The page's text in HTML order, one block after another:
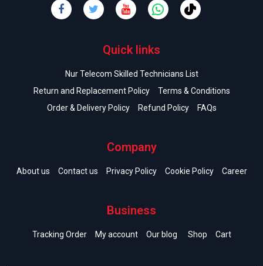
Quick links
Nur Telecom Skilled Technicians List
Return and Replacement Policy
Terms & Conditions
Order & Delivery Policy
Refund Policy FAQs
Company
About us Contact us Privacy Policy Cookie Policy Career
Business
Tracking Order My account Our blog Shop Cart